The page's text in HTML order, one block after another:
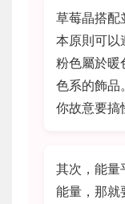
草莓晶搭配
本原則可以
粉色屬於暖
色系的飾品
你故意要搞
其次，能量
能量，那就